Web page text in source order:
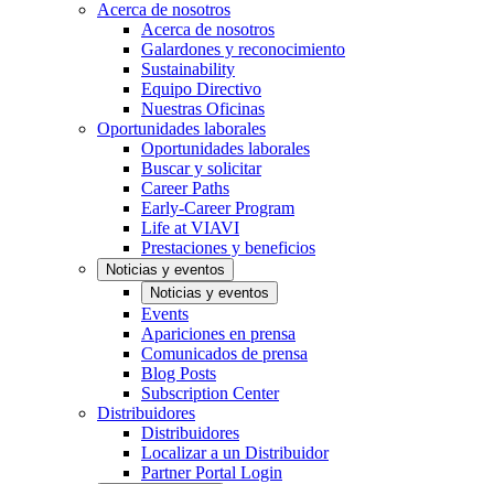
Acerca de nosotros
Acerca de nosotros
Galardones y reconocimiento
Sustainability
Equipo Directivo
Nuestras Oficinas
Oportunidades laborales
Oportunidades laborales
Buscar y solicitar
Career Paths
Early-Career Program
Life at VIAVI
Prestaciones y beneficios
Noticias y eventos
Noticias y eventos
Events
Apariciones en prensa
Comunicados de prensa
Blog Posts
Subscription Center
Distribuidores
Distribuidores
Localizar a un Distribuidor
Partner Portal Login